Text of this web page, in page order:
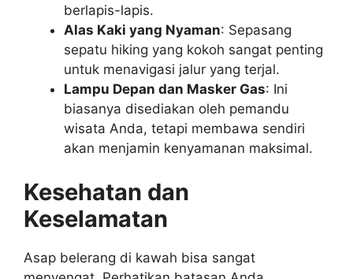
berlapis-lapis.
Alas Kaki yang Nyaman: Sepasang
sepatu hiking yang kokoh sangat penting
untuk menavigasi jalur yang terjal.
Lampu Depan dan Masker Gas: Ini
biasanya disediakan oleh pemandu
wisata Anda, tetapi membawa sendiri
akan menjamin kenyamanan maksimal.
Kesehatan dan
Keselamatan
Asap belerang di kawah bisa sangat